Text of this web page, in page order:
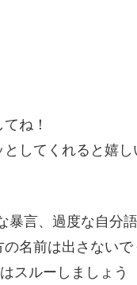
ね！
してくれると嬉し
暴言、過度な自分
名前は出さないで
スルーしましょう